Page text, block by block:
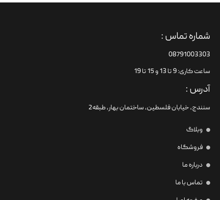
شماره تماس :
08791003303
ساعت کاری: 9 تا 13 و 15 تا 19
آدرس :
سنندج، خیابان فلسطین،‌ ساختمان بهار، طبقه2
وبلاگ
فروشگاه
درباره ما
تماس با ما